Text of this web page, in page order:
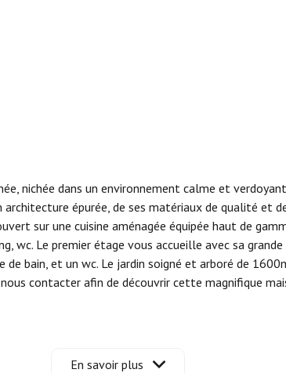
nichée dans un environnement calme et
épurée, de ses matériaux de qualité et
sur une cuisine aménagée équipée haut de
wc. Le premier étage vous accueille avec sa
bain, et un wc. Le jardin soigné et arboré de
contacter afin de découvrir cette magnifique
En savoir plus